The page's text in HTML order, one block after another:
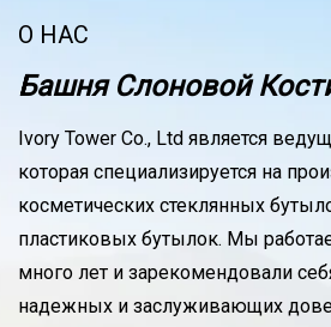
О НАС
Башня Слоновой
Ivory Tower Co., Ltd является
которая специализируется на
косметических стеклянных
пластиковых бутылок. Мы
много лет и зарекомендовали
надежных и заслуживающих